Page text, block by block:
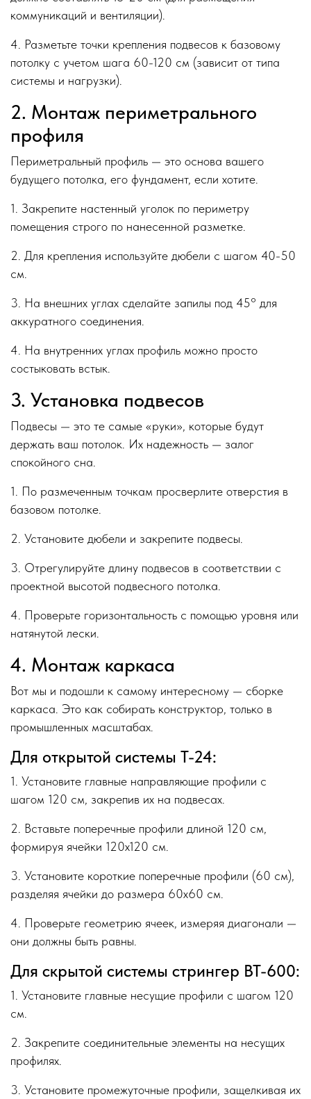
коммуникаций и вентиляции).
4. Разметьте точки крепления подвесов к базовому
потолку с учетом шага 60-120 см (зависит от типа
системы и нагрузки).
2. Монтаж периметрального
профиля
Периметральный профиль — это основа вашего
будущего потолка, его фундамент, если хотите.
1. Закрепите настенный уголок по периметру
помещения строго по нанесенной разметке.
2. Для крепления используйте дюбели с шагом 40-50
см.
3. На внешних углах сделайте запилы под 45° для
аккуратного соединения.
4. На внутренних углах профиль можно просто
состыковать встык.
3. Установка подвесов
Подвесы — это те самые «руки», которые будут
держать ваш потолок. Их надежность — залог
спокойного сна.
1. По размеченным точкам просверлите отверстия в
базовом потолке.
2. Установите дюбели и закрепите подвесы.
3. Отрегулируйте длину подвесов в соответствии с
проектной высотой подвесного потолка.
4. Проверьте горизонтальность с помощью уровня или
натянутой лески.
4. Монтаж каркаса
Вот мы и подошли к самому интересному — сборке
каркаса. Это как собирать конструктор, только в
промышленных масштабах.
Для открытой системы Т-24:
1. Установите главные направляющие профили с
шагом 120 см, закрепив их на подвесах.
2. Вставьте поперечные профили длиной 120 см,
формируя ячейки 120х120 см.
3. Установите короткие поперечные профили (60 см),
разделяя ячейки до размера 60х60 см.
4. Проверьте геометрию ячеек, измеряя диагонали —
они должны быть равны.
Для скрытой системы стрингер ВТ-600:
1. Установите главные несущие профили с шагом 120
см.
2. Закрепите соединительные элементы на несущих
профилях.
3. Установите промежуточные профили, защелкивая их